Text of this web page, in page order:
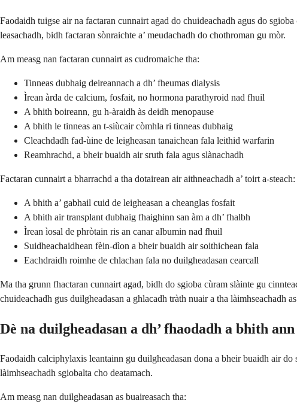
Faodaidh tuigse air na factaran cunnairt agad do chuideachadh agus do
leasachadh, bidh factaran sònraichte a’ meudachadh do chothroman gu mòr.
Am measg nan factaran cunnairt as cudromaiche tha:
Tinneas dubhaig deireannach a dh’ fheumas dialysis
Ìrean àrda de calcium, fosfait, no hormona parathyroid nad fhuil
A bhith boireann, gu h-àraidh às deidh menopause
A bhith le tinneas an t-siùcair còmhla ri tinneas dubhaig
Cleachdadh fad-ùine de leigheasan tanaichean fala leithid warfarin
Reamhrachd, a bheir buaidh air sruth fala agus slànachadh
Factaran cunnairt a bharrachd a tha dotairean air aithneachadh a’ toirt a-steach:
A bhith a’ gabhail cuid de leigheasan a cheanglas fosfait
A bhith air transplant dubhaig fhaighinn san àm a dh’ fhalbh
Ìrean ìosal de phròtain ris an canar albumin nad fhuil
Suidheachaidhean fèin-dìon a bheir buaidh air soithichean fala
Eachdraidh roimhe de chlachan fala no duilgheadasan cearcall
Ma tha grunn fhactaran cunnairt agad, bidh do sgioba cùram slàinte gu
chuideachadh gus duilgheadasan a ghlacadh tràth nuair a tha làimhseachadh
Dè na duilgheadasan a dh’ fhaodadh a bhith
Faodaidh calciphylaxis leantainn gu duilgheadasan dona a bheir buaidh air
làimhseachadh sgiobalta cho deatamach.
Am measg nan duilgheadasan as buaireasach tha: